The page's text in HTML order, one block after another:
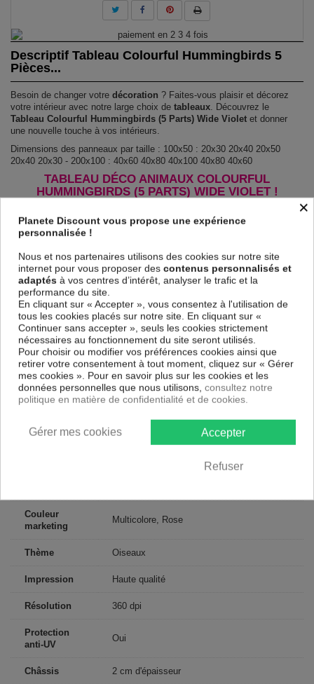
Descriptif Tableau Colourful Hummingbirds 5
Pièces...
Besoin de changer votre décoration ? Faites-vous plaisir et décorez
votre intérieur avec notre large choix de tableaux. Découvrez le
Tableau Colourful Hummingbirds (5 Parts) Wide Violet et donner
une nouvelle touche à vos intérieurs.
Dimensions des panneaux par taille : 100x50 : 20x30 20x40 20x50
20x40 20x30 - 200x100 : 40x60 40x80 40x100 40x80 40x60
TABLEAU DÉCO ANIMAUX COLOURFUL
HUMMINGBIRDS (5 PARTS) WIDE VIOLET !
imprimé sur un papier intissé spécial et de haute qualité qui reflète
parfaitement les couleurs avec des détails parfaitement reproduits.
châssis fait de matériaux respectueux de l'environnement, vous pourrez
suspendre le tableau immédiatement sans avoir à l'encadrer.
Le Tableau Animaux Colourful Hummingbirds (5 Parts) Wide Violet
est résistant aux rayons UV, inodore et 100 % sûr, parfait même pour la
chambre à coucher et la chambre des enfants.
Notre large choix de tableaux tendances et modernes constituent un
moyen simple et pas cher de donner une nouvelle touche à vos
intérieurs, il y en a pour tous les goût.
Descriptif technique
Couleur
marketing
Multicolore, Rose
Thème Oiseaux
Impression Haute qualité
Résolution 360 dpi
Protection
anti-UV
Oui
Châssis 2 cm d'épaisseur
×
Planete Discount vous propose une expérience
personnalisée !
Nous et nos partenaires utilisons des cookies sur notre site
internet pour vous proposer des contenus personnalisés et
adaptés à vos centres d’intérêt, analyser le trafic et la
performance du site.
En cliquant sur « Accepter », vous consentez à l'utilisation de
tous les cookies placés sur notre site. En cliquant sur «
Continuer sans accepter », seuls les cookies strictement
nécessaires au fonctionnement du site seront utilisés.
Pour choisir ou modifier vos préférences cookies ainsi que
retirer votre consentement à tout moment, cliquez sur « Gérer
mes cookies ». Pour en savoir plus sur les cookies et les
données personnelles que nous utilisons, consultez notre
politique en matière de confidentialité et de cookies.
Accepter
Refuser
Gérer mes cookies